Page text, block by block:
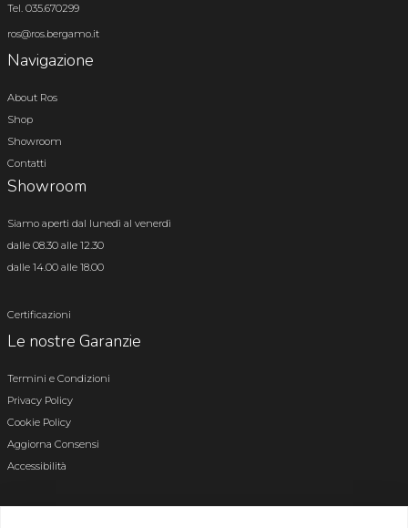
Tel. 035.670299
ros@ros.bergamo.it
Navigazione
About Ros
Shop
Showroom
Contatti
Showroom
Siamo aperti dal lunedì al venerdì
dalle 08.30 alle 12.30
dalle 14.00 alle 18.00
Certificazioni
Le nostre Garanzie
Termini e Condizioni
Privacy Policy
Cookie Policy
Aggiorna Consensi
Accessibilità